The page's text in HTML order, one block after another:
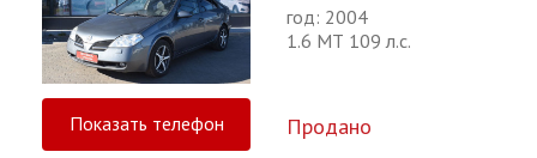
год: 2004
1.6 МТ 109 л.с.
Показать телефон Продано